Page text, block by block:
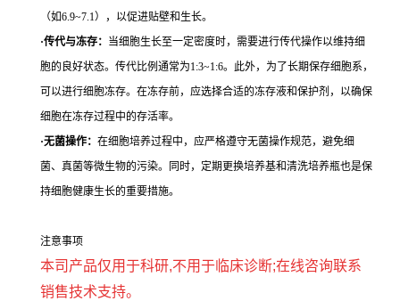
（如6.9~7.1），以促进贴壁和生长。
·传代与冻存： 当细胞生长至一定密度时，需要进行传代操作以维持细
胞的良好状态。传代比例通常为1:3~1:6。此外，为了长期保存细胞系，
可以进行细胞冻存。在冻存前，应选择合适的冻存液和保护剂，以确保
细胞在冻存过程中的存活率。
·无菌操作： 在细胞培养过程中，应严格遵守无菌操作规范，避免细
菌、真菌等微生物的污染。同时，定期更换培养基和清洗培养瓶也是保
持细胞健康生长的重要措施。
注意事项
本司产品仅用于科研,不用于临床诊断;在线咨询联系
销售技术支持。